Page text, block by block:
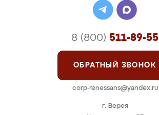
г. Верея
8 (800) 511-89-55
ОБРАТНЫЙ ЗВОНОК
corp-renessans@yandex.ru